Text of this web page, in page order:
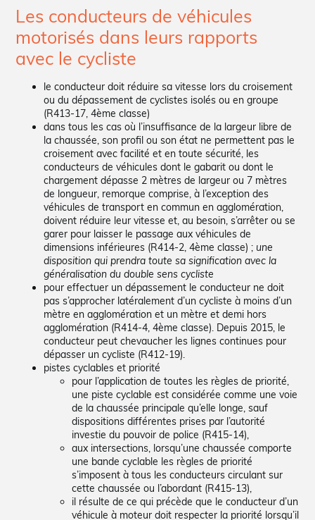
Les conducteurs de véhicules
motorisés dans leurs rapports
avec le cycliste
le conducteur doit réduire sa vitesse lors du croisement
ou du dépassement de cyclistes isolés ou en groupe
(R413-17, 4ème classe)
dans tous les cas où l’insuffisance de la largeur libre de
la chaussée, son profil ou son état ne permettent pas le
croisement avec facilité et en toute sécurité, les
conducteurs de véhicules dont le gabarit ou dont le
chargement dépasse 2 mètres de largeur ou 7 mètres
de longueur, remorque comprise, à l’exception des
véhicules de transport en commun en agglomération,
doivent réduire leur vitesse et, au besoin, s’arrêter ou se
garer pour laisser le passage aux véhicules de
dimensions inférieures (R414-2, 4ème classe) ; une
disposition qui prendra toute sa signification avec la
généralisation du double sens cycliste
pour effectuer un dépassement le conducteur ne doit
pas s’approcher latéralement d’un cycliste à moins d’un
mètre en agglomération et un mètre et demi hors
agglomération (R414-4, 4ème classe). Depuis 2015, le
conducteur peut chevaucher les lignes continues pour
dépasser un cycliste (R412-19).
pistes cyclables et priorité
pour l’application de toutes les règles de priorité,
une piste cyclable est considérée comme une voie
de la chaussée principale qu’elle longe, sauf
dispositions différentes prises par l’autorité
investie du pouvoir de police (R415-14),
aux intersections, lorsqu’une chaussée comporte
une bande cyclable les règles de priorité
s’imposent à tous les conducteurs circulant sur
cette chaussée ou l’abordant (R415-13),
il résulte de ce qui précède que le conducteur d’un
véhicule à moteur doit respecter la priorité lorsqu’il